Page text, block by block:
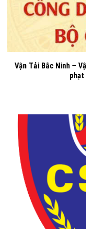
Vận Tải Bắc Ninh –
phạt